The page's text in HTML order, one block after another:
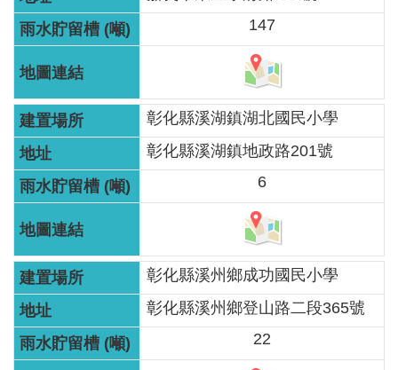
服
務
關
於
本
署
網
導
覽
回
首
頁
147
彰化縣溪湖鎮湖北國民小學
彰化縣溪湖鎮地政路201號
6
彰化縣溪州鄉成功國民小學
彰化縣溪州鄉登山路二段365號
22